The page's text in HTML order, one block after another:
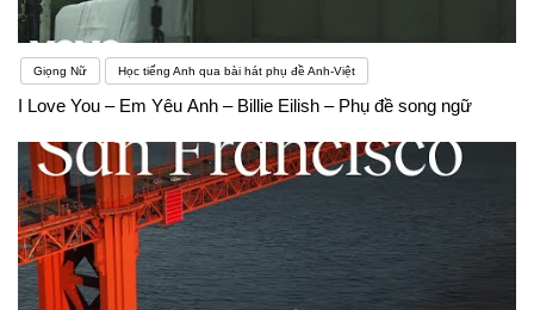
Giọng Nữ Học tiếng Anh qua bài hát phụ đề Anh-Việt
I Love You – Em Yêu Anh – Billie Eilish – Phụ đề song ngữ